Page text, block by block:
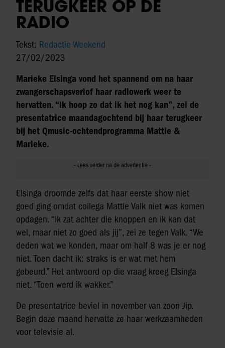
TERUGKEER OP DE
RADIO
Tekst: Redactie Weekend
27/02/2023
Marieke Elsinga vond het spannend om na haar
zwangerschapsverlof haar radiowerk weer te
hervatten. “Ik hoop zo dat ik het nog kan”, zei de
presentatrice maandagochtend bij haar terugkeer
bij het Qmusic-ochtendprogramma Mattie &
Marieke.
Elsinga droomde zelfs dat haar eerste show niet
goed ging omdat collega Mattie Valk niet was komen
opdagen. “Ik zat achter die knoppen en ik kan dat
wel, maar niet zo goed als jij”, zei ze tegen Valk. “We
deden wat we konden, maar om half 8 was je er nog
niet. Toen dacht ik: straks is er wat met hem
gebeurd.” Het antwoord op die vraag kreeg Elsinga
niet. “Toen werd ik wakker.”
De presentatrice beviel in november van zoon Jip.
Begin deze maand hervatte ze haar werkzaamheden
voor televisie al.